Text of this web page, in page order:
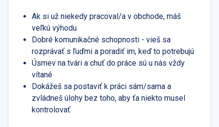
Ak si už niekedy pracoval/a v obchode, máš
veľkú výhodu
Dobré komunikačné schopnosti - vieš sa
rozprávať s ľuďmi a poradiť im, keď to potrebujú
Úsmev na tvári a chuť do práce sú u nás vždy
vítané
Dokážeš sa postaviť k práci sám/sama a
zvládneš úlohy bez toho, aby ťa niekto musel
kontrolovať